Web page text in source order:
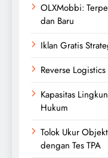
OLXMobbi:
dan Baru
Iklan Gratis
Reverse
Kapasitas
Hukum
Tolok Ukur
dengan Tes TPA